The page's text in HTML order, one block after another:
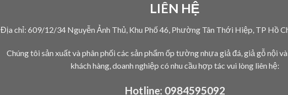
LIÊN HỆ
Địa chỉ: 609/12/34 Nguyễn Ảnh Thủ, Khu Phố 46, Phường Tân Thới Hiệp, TP Hồ
Chúng tôi sản xuất và phân phối các sản phẩm ốp tường nhựa giả đá, giả gỗ nội
khách hàng, doanh nghiệp có nhu cầu hợp tác vui lòng liên hệ:
Hotline: 0984595092